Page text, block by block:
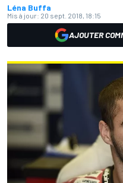
Léna Buffa
Mis à jour: 20 sept. 2018, 18:15
AJOUTER